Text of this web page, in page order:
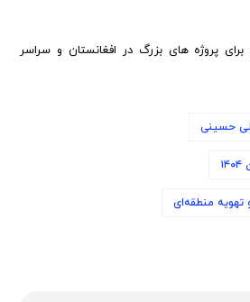
پروژه های بزرگ در افغانستان و سراسر
حسینی
تهویه منطقه‌ای